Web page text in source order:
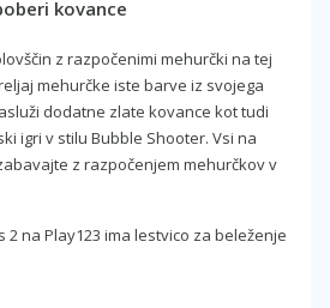
kovance
z razpočenimi mehurčki na tej
mehurčke iste barve iz svojega
dodatne zlate kovance kot tudi
igri v stilu Bubble Shooter. Vsi na
z razpočenjem mehurčkov v
2 na Play123 ima lestvico za beleženje